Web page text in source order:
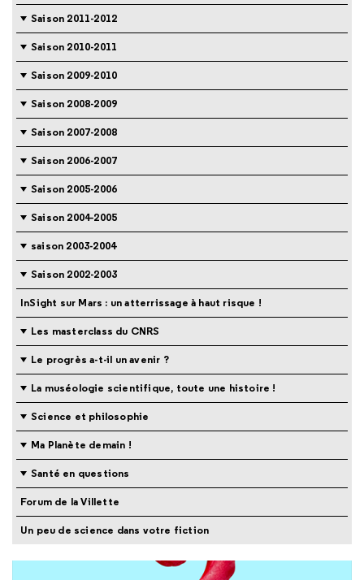
Saison 2011-2012
Saison 2010-2011
Saison 2009-2010
Saison 2008-2009
Saison 2007-2008
Saison 2006-2007
Saison 2005-2006
Saison 2004-2005
saison 2003-2004
Saison 2002-2003
InSight sur Mars : un atterrissage à haut risque !
Les masterclass du CNRS
Le progrès a-t-il un avenir ?
La muséologie scientifique, toute une histoire !
Science et philosophie
Ma Planète demain !
Santé en questions
Forum de la Villette
Un peu de science dans votre fiction